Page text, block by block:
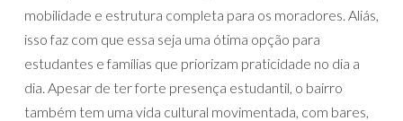
mobilidade e estrutura completa para os moradores. Aliás,
isso faz com que essa seja uma ótima opção para
estudantes e famílias que priorizam praticidade no dia a
dia. Apesar de ter forte presença estudantil, o bairro
também tem uma vida cultural movimentada, com bares,